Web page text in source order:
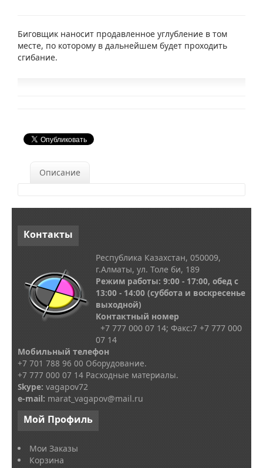
Биговщик наносит продавленное углубление в том
месте, по которому в дальнейшем будет проходить
сгибание.
Описание
Контакты
Республика Казахстан, 050009,
г.Алматы, ул. Толе би, 189
Режим работы: 9:00 - 17:00, обед с
13:00 - 14:00 (суббота и воскресенье
выходной)
Контактный номер
+7 777 000 07 14; Факс:7 +7 777 000
07 14
Мобильный телефон
+7 701 788 96 00 Оборудование.
+7 777 000 07 14 Расходные материалы.
Skype: vagapov72
e-mail: marat_vagapov@mail.ru
Мой Профиль
Мои Заказы
Корзина